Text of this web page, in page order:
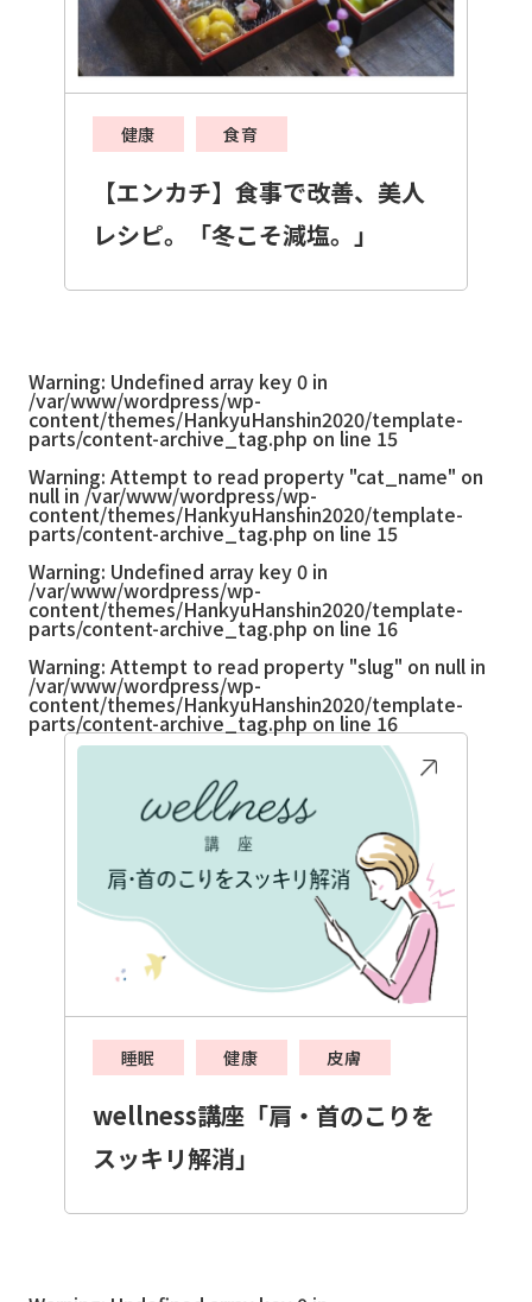
健康 食育
【エンカチ】食事で改善、美人
レシピ。「冬こそ減塩。」
Warning: Undefined array key 0 in
/var/www/wordpress/wp-
content/themes/HankyuHanshin2020/template-
parts/content-archive_tag.php on line 15
Warning: Attempt to read property "cat_name" on
null in /var/www/wordpress/wp-
content/themes/HankyuHanshin2020/template-
parts/content-archive_tag.php on line 15
Warning: Undefined array key 0 in
/var/www/wordpress/wp-
content/themes/HankyuHanshin2020/template-
parts/content-archive_tag.php on line 16
Warning: Attempt to read property "slug" on null in
/var/www/wordpress/wp-
content/themes/HankyuHanshin2020/template-
parts/content-archive_tag.php on line 16
睡眠 健康 皮膚
wellness講座「肩・首のこりを
スッキリ解消」